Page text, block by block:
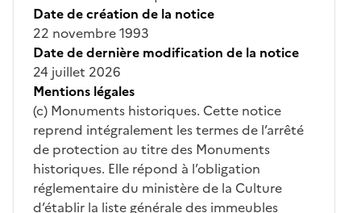
Date de création de la notice
22 novembre 1993
Date de dernière modification de la notice
24 juillet 2026
Mentions légales
(c) Monuments historiques. Cette notice
reprend intégralement les termes de l’arrêté
de protection au titre des Monuments
historiques. Elle répond à l’obligation
réglementaire du ministère de la Culture
d’établir la liste générale des immeubles